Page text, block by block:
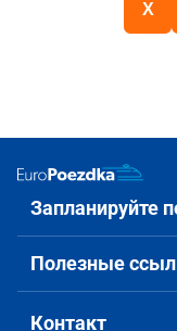
Х
Запланируйте
Полезные
Контакт